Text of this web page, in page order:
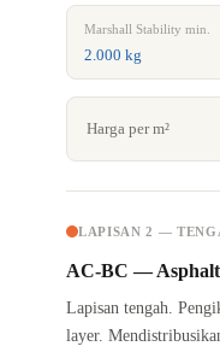
Marshall Stability min.
2.000 kg
Harga per m²
LAPISAN 2 —
AC-BC — Asphalt
Lapisan tengah.
layer.